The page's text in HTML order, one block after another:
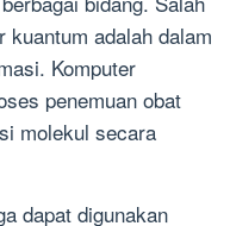
kuantum adalah dalam
Komputer
penemuan obat
molekul secara
dapat digunakan